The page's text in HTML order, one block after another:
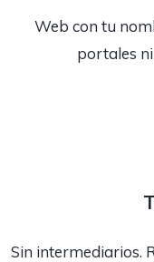
Web con tu
portales
Sin intermediarios.